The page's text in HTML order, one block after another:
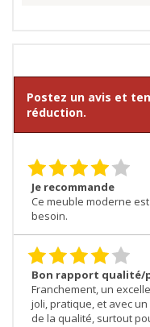
Postez un avis et
réduction.
Je recommande
Ce meuble moderne
besoin.
Bon rapport qualité/
Franchement, un
joli, pratique, et avec
de la qualité, surtout